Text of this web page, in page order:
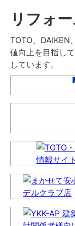
リフォ
TOTO、DAIKEN
値向上を目指し
しています。